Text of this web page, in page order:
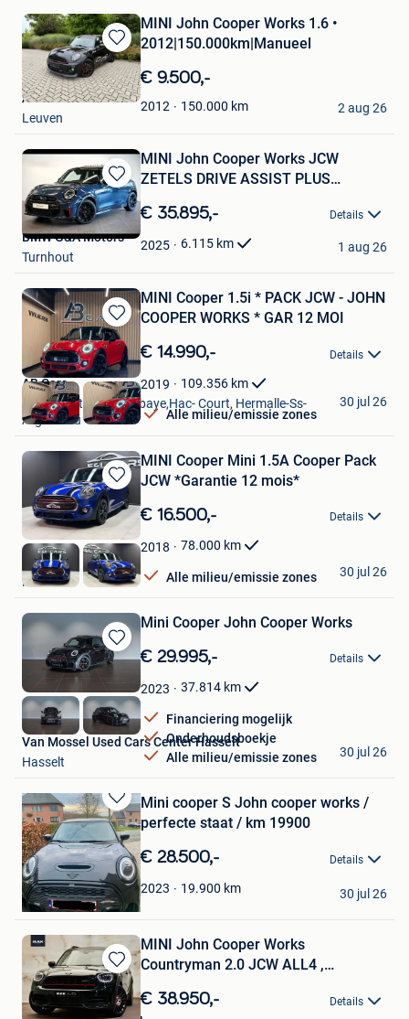
Bewaren
in
Mijn
Favorieten
MINI John Cooper Works 1.6 •
2012|150.000km|Manueel
€ 9.500,-
2012 150.000 km
Alex Avici
Leuven
2 aug 26
Bewaren
in
Mijn
Favorieten
MINI John Cooper Works JCW
ZETELS DRIVE ASSIST PLUS
€ 35.895,- Details
2025 6.115 km
BMW G&A Motors
Turnhout
1 aug 26
Bewaren
in
Mijn
Favorieten
MINI Cooper 1.5i * PACK JCW - JOHN
COOPER WORKS * GAR 12 MOI
€ 14.990,- Details
2019 109.356 km
Alle milieu/emissie zones
AB Cars
Vise + Partie De Bombaye,Hac- Court, Hermalle-Ss-
Argenteau
30 jul 26
Bewaren
in
Mijn
Favorieten
MINI Cooper Mini 1.5A Cooper Pack
JCW *Garantie 12 mois*
€ 16.500,- Details
2018 78.000 km
Alle milieu/emissie zones
E&L Cars
Herstal
30 jul 26
Bewaren
in
Favorieten
Mini Cooper John Cooper Works
€ 29.995,- Details
2023 37.814 km
Financiering mogelijk
Onderhoudsboekje
Alle milieu/emissie zones
Van Mossel Used Cars Center Hasselt
Hasselt
30 jul 26
Bewaren
Mijn
Favorieten
Mini cooper S John cooper works /
perfecte staat / km 19900
€ 28.500,- Details
2023 19.900 km
De Groote
Geraardsbergen
30 jul 26
Bewaren
in
Mijn
MINI John Cooper Works
Countryman 2.0 JCW ALL4 ,
€ 38.950,- Details